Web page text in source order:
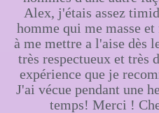
Alex, j'étais assez
homme qui me masse
à me mettre a l'aise dès
très respectueux et très
expérience que je
J'ai vécue pendant une
temps! Merci !